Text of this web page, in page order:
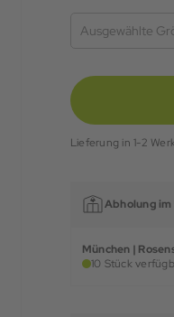
Ausgewählte
Lieferung in 1-2
Abholung im
München |
10 Stück